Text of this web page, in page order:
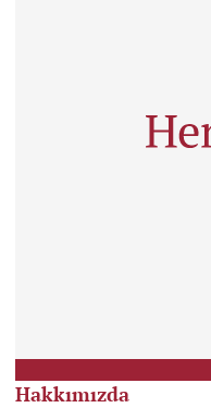
Hakkımızda